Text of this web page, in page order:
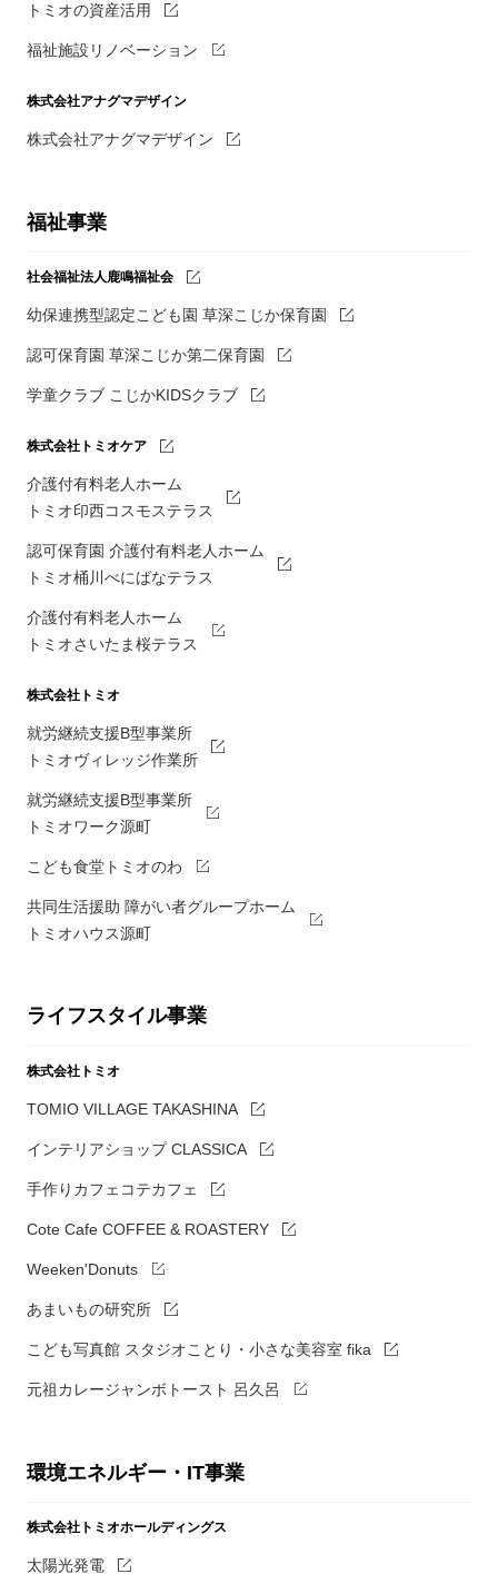
トミオの資産活用
福祉施設リノベーション
株式会社アナグマデザイン
株式会社アナグマデザイン
福祉事業
社会福祉法人鹿鳴福祉会
幼保連携型認定こども園 草深こじか保育園
認可保育園 草深こじか第二保育園
学童クラブ こじかKIDSクラブ
株式会社トミオケア
介護付有料老人ホーム
トミオ印西コスモステラス
認可保育園 介護付有料老人ホーム
トミオ桶川べにばなテラス
介護付有料老人ホーム
トミオさいたま桜テラス
株式会社トミオ
就労継続支援B型事業所
トミオヴィレッジ作業所
就労継続支援B型事業所
トミオワーク源町
こども食堂トミオのわ
共同生活援助 障がい者グループホーム
トミオハウス源町
ライフスタイル事業
株式会社トミオ
TOMIO VILLAGE TAKASHINA
インテリアショップ CLASSICA
手作りカフェコテカフェ
Cote Cafe COFFEE & ROASTERY
Weeken'Donuts
あまいもの研究所
こども写真館 スタジオことり・小さな美容室 fika
元祖カレージャンボトースト 呂久呂
環境エネルギー・IT事業
株式会社トミオホールディングス
太陽光発電